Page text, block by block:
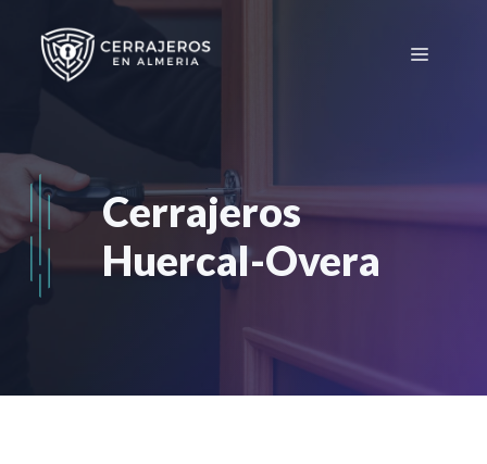
contenido
Menú
Cerrajeros
Huercal-Overa